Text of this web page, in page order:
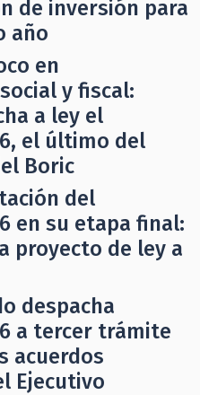
de inversión para
año
en
y fiscal:
a ley el
el último del
Boric
del
en su etapa final:
proyecto de ley a
despacha
a tercer trámite
acuerdos
Ejecutivo